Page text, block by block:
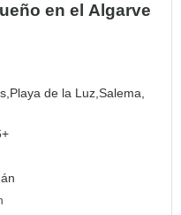
en el Algarve
Playa de la Luz,Salema,